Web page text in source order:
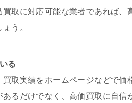
取に対応可能な業者であれば
う。
る
取実績をホームページなどで
るだけでなく、高価買取に自